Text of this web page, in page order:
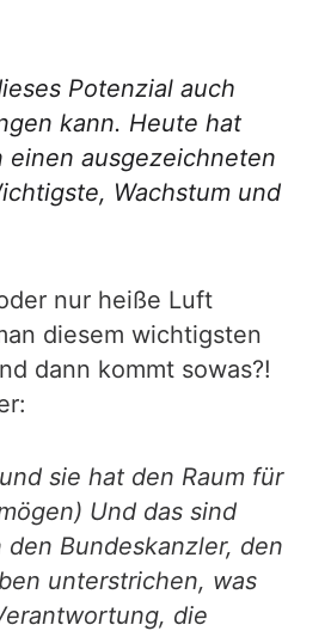
Potenzial auch
kann. Heute hat
ausgezeichneten
Wachstum und
nur heiße Luft
diesem wichtigsten
dann kommt sowas?!
sie hat den Raum für
Und das sind
Bundeskanzler, den
unterstrichen, was
die